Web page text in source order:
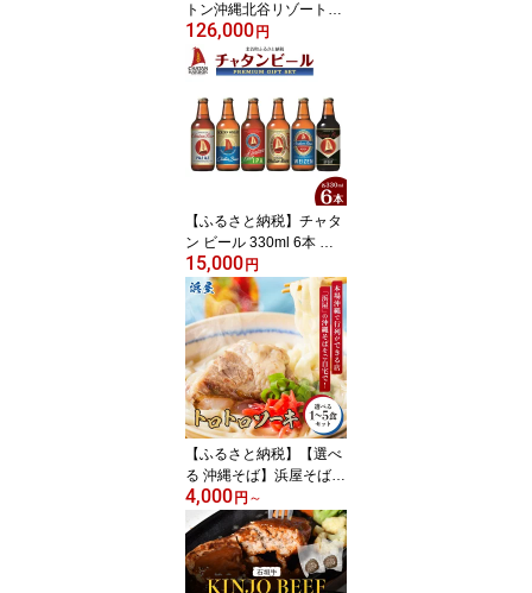
トン沖縄北谷リゾート】
オーシャンビュールーム
1泊朝食付きペア宿泊券
｜宿泊 チケット クーポ
ン 人気 おすすめ 旅行 沖
縄 沖縄県 北谷町 ホテル
ポイント | 宿泊 チケット
クーポン 人気 おすすめ
旅行 沖縄 沖縄県 北谷町
126,000 円
【ふるさと納税】チャタ
ン ビール 330ml 6本 飲
み比べ セット｜地ビール
クラフトビール ギフト
贈答 おしゃれ 酒 お酒 さ
け アルコール キャンプ
アウトドア ポイント | 地
ビール クラフトビール
ギフト 贈答 酒 お酒 さけ
アルコール キャンプ ア
ウトドア ポイント
15,000 円
【ふるさと納税】【選べ
る 沖縄そば】浜屋そばト
ロトロソーキの1～5食セ
ット｜おきなわ 食堂 そ
ば そーき 三枚肉 肉 沖縄
そば おきなわそば 家族
ファミリー | 沖縄そば ご
4,000 円 ～